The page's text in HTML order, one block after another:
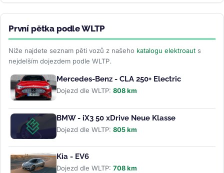
První pětka podle WLTP
Níže najdete seznam pěti vozů z našeho katalogu elektroaut s
nejdelším dojezdem podle WLTP.
Mercedes-Benz - CLA 250+ Electric
Dojezd dle WLTP: 808 km
BMW - iX3 50 xDrive Neue Klasse
Dojezd dle WLTP: 805 km
Kia - EV6
Dojezd dle WLTP: 708 km